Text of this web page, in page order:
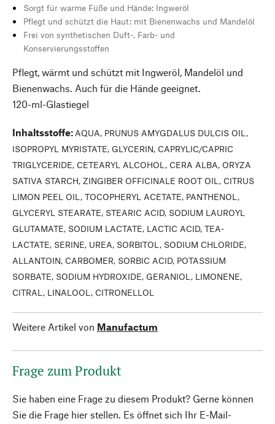
Sorgt für warme Füße und Hände: Ingweröl
Pflegt und schützt die Haut: mit Bienenwachs und Mandelöl
Frei von synthetischen Duft-, Farb- und
Konservierungsstoffen
Pflegt, wärmt und schützt mit Ingweröl, Mandelöl und
Bienenwachs. Auch für die Hände geeignet.
120-ml-Glastiegel
Inhaltsstoffe: AQUA, PRUNUS AMYGDALUS DULCIS OIL,
ISOPROPYL MYRISTATE, GLYCERIN, CAPRYLIC/CAPRIC
TRIGLYCERIDE, CETEARYL ALCOHOL, CERA ALBA, ORYZA
SATIVA STARCH, ZINGIBER OFFICINALE ROOT OIL, CITRUS
LIMON PEEL OIL, TOCOPHERYL ACETATE, PANTHENOL,
GLYCERYL STEARATE, STEARIC ACID, SODIUM LAUROYL
GLUTAMATE, SODIUM LACTATE, LACTIC ACID, TEA-
LACTATE, SERINE, UREA, SORBITOL, SODIUM CHLORIDE,
ALLANTOIN, CARBOMER, SORBIC ACID, POTASSIUM
SORBATE, SODIUM HYDROXIDE, GERANIOL, LIMONENE,
CITRAL, LINALOOL, CITRONELLOL
Weitere Artikel von Manufactum
Frage zum Produkt
Sie haben eine Frage zu diesem Produkt? Gerne können
Sie die Frage hier stellen. Es öffnet sich Ihr E-Mail-